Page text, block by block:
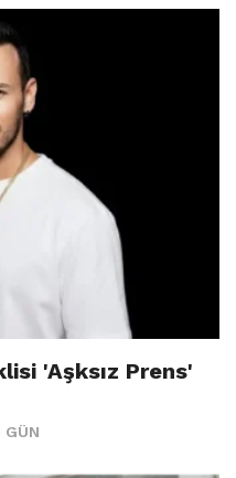
'Aşksız Prens'
GÜN